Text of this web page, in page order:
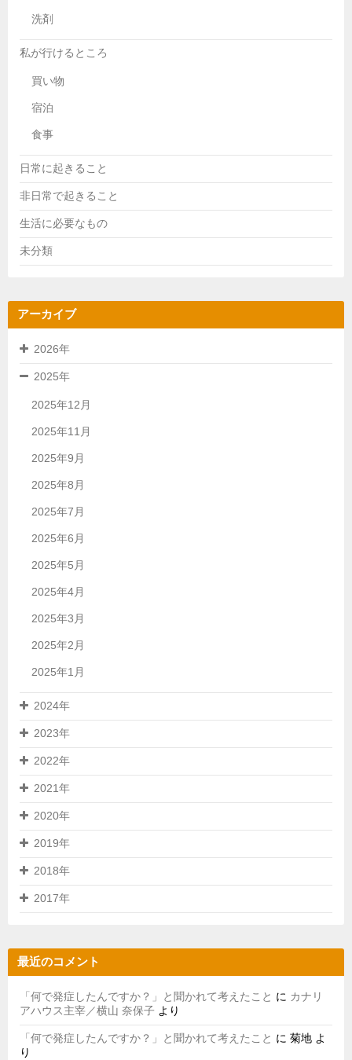
洗剤
私が行けるところ
買い物
宿泊
食事
日常に起きること
非日常で起きること
生活に必要なもの
未分類
アーカイブ
2026年
2025年
2025年12月
2025年11月
2025年9月
2025年8月
2025年7月
2025年6月
2025年5月
2025年4月
2025年3月
2025年2月
2025年1月
2024年
2023年
2022年
2021年
2020年
2019年
2018年
2017年
最近のコメント
「何で発症したんですか？」と聞かれて考えたこと に カナリ
アハウス主宰／横山 奈保子 より
「何で発症したんですか？」と聞かれて考えたこと に 菊地 よ
り